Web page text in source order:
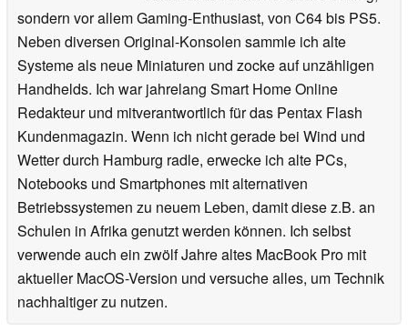
sondern vor allem Gaming-Enthusiast, von C64 bis PS5.
Neben diversen Original-Konsolen sammle ich alte
Systeme als neue Miniaturen und zocke auf unzähligen
Handhelds. Ich war jahrelang Smart Home Online
Redakteur und mitverantwortlich für das Pentax Flash
Kundenmagazin. Wenn ich nicht gerade bei Wind und
Wetter durch Hamburg radle, erwecke ich alte PCs,
Notebooks und Smartphones mit alternativen
Betriebssystemen zu neuem Leben, damit diese z.B. an
Schulen in Afrika genutzt werden können. Ich selbst
verwende auch ein zwölf Jahre altes MacBook Pro mit
aktueller MacOS-Version und versuche alles, um Technik
nachhaltiger zu nutzen.